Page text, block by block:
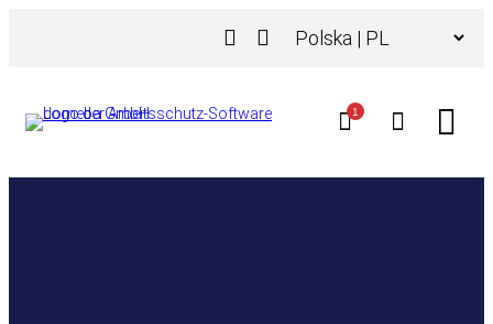
język
1